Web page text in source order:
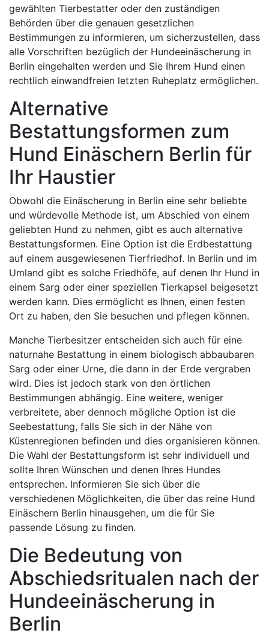
gewählten Tierbestatter oder den zuständigen
Behörden über die genauen gesetzlichen
Bestimmungen zu informieren, um sicherzustellen, dass
alle Vorschriften bezüglich der Hundeeinäscherung in
Berlin eingehalten werden und Sie Ihrem Hund einen
rechtlich einwandfreien letzten Ruheplatz ermöglichen.
Alternative
Bestattungsformen zum
Hund Einäschern Berlin für
Ihr Haustier
Obwohl die Einäscherung in Berlin eine sehr beliebte
und würdevolle Methode ist, um Abschied von einem
geliebten Hund zu nehmen, gibt es auch alternative
Bestattungsformen. Eine Option ist die Erdbestattung
auf einem ausgewiesenen Tierfriedhof. In Berlin und im
Umland gibt es solche Friedhöfe, auf denen Ihr Hund in
einem Sarg oder einer speziellen Tierkapsel beigesetzt
werden kann. Dies ermöglicht es Ihnen, einen festen
Ort zu haben, den Sie besuchen und pflegen können.
Manche Tierbesitzer entscheiden sich auch für eine
naturnahe Bestattung in einem biologisch abbaubaren
Sarg oder einer Urne, die dann in der Erde vergraben
wird. Dies ist jedoch stark von den örtlichen
Bestimmungen abhängig. Eine weitere, weniger
verbreitete, aber dennoch mögliche Option ist die
Seebestattung, falls Sie sich in der Nähe von
Küstenregionen befinden und dies organisieren können.
Die Wahl der Bestattungsform ist sehr individuell und
sollte Ihren Wünschen und denen Ihres Hundes
entsprechen. Informieren Sie sich über die
verschiedenen Möglichkeiten, die über das reine Hund
Einäschern Berlin hinausgehen, um die für Sie
passende Lösung zu finden.
Die Bedeutung von
Abschiedsritualen nach der
Hundeeinäscherung in
Berlin